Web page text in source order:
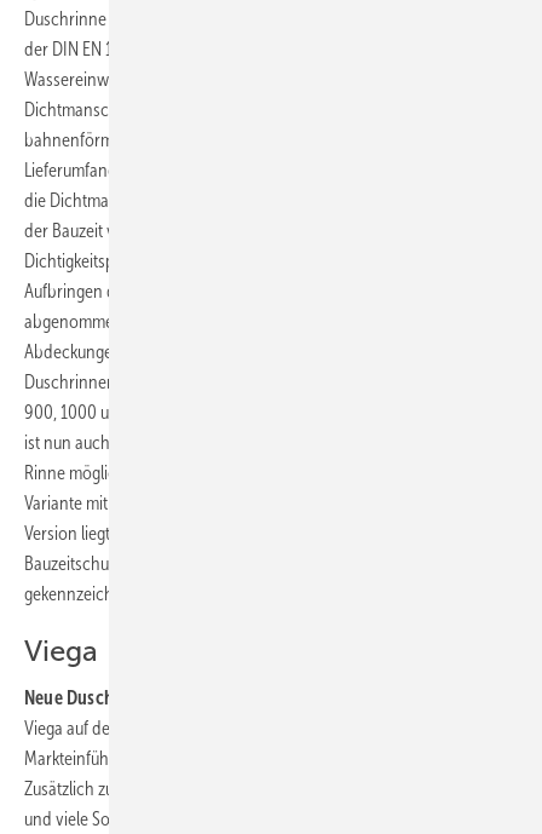
Duschrinne Tecedrainline-Evo. Das Produkt erfüllt die Anforderungen
der DIN EN 1253 und DIN 18 534. Zudem ist es bei allen
Wassereinwirkungsklassen einsetzbar. Eine werkseitig angebrachte
Dichtmanschette ermöglicht die Einarbeitung in die flüssige oder
bahnenförmige Verbundabdichtung durch den Fliesenleger. Die zum
Lieferumfang gehörende Bauzeitenschutzabdeckung schützt sowohl
die Dichtmanschette als auch den polierten Edelstahlkörper während
der Bauzeit vor Beschädigungen und Verunreinigungen. Eine
Dichtigkeitsprüfung ist ohne Öffnen des Schutzes möglich. Erst beim
Aufbringen der Verbundabdichtung wird die Abdeckung
abgenommen. Die Tecedrainline-Evo ist kompatibel zu allen Abläufen,
Abdeckungen und den restlichen Komponenten des
Duschrinnensortiments von Tece. Sie ist in den Längen 700, 800,
900, 1000 und 1200 mm erhältlich. Durch konstruktive Optimierungen
ist nun auch eine längsseitige Verlegung der Ablaufleitung unter der
Rinne möglich. Für den wandbündigen Einbau gibt es eine spezielle
Variante mit Edelstahlaufkantung zur Wandfliesenauflage. Bei dieser
Version liegt ein Schallschutzstreifen bei, und auf der
Bauzeitschutzabdeckung ist die Position der Auflagefläche
gekennzeichnet.
Viega
Neue Duschrinne:
Viega auf der ISH 2019 in Frankfurt präsentierte. Das Produkt ist zur
Markteinführung in zwei Designvarianten ab Juli 2019 lieferbar.
Zusätzlich zu fünf Farbstellungen sind auch eine vergoldete Variante
und viele Sonderfarben auf Wunsch möglich. Im Gegensatz zu den